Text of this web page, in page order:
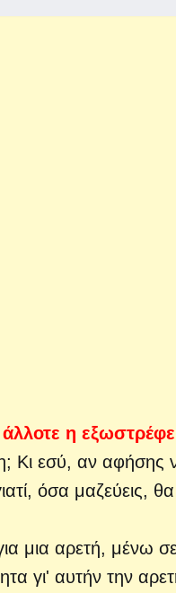
άλλοτε η
Κι εσύ, αν αφήσης
όσα μαζεύεις,
μια αρετή, μένω
γι' αυτήν την